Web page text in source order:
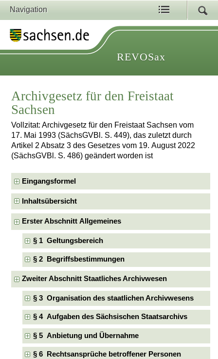
Navigation
REVOSax
Archivgesetz für den Freistaat
Sachsen
Vollzitat: Archivgesetz für den Freistaat Sachsen vom
17. Mai 1993 (SächsGVBl. S. 449), das zuletzt durch
Artikel 2 Absatz 3 des Gesetzes vom 19. August 2022
(SächsGVBl. S. 486) geändert worden ist
Eingangsformel
Inhaltsübersicht
Erster Abschnitt Allgemeines
§ 1 Geltungsbereich
§ 2 Begriffsbestimmungen
Zweiter Abschnitt Staatliches Archivwesen
§ 3 Organisation des staatlichen Archivwesens
§ 4 Aufgaben des Sächsischen Staatsarchivs
§ 5 Anbietung und Übernahme
§ 6 Rechtsansprüche betroffener Personen